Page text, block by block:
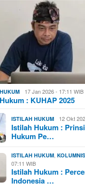
17 Jan 2026 - 17:11 WIB
: KUHAP 2025
ISTILAH HUKUM 12 Okt
Istilah Hukum :
Hukum Pe…
ISTILAH HUKUM ,KOLUMNIS
07:11 WIB
Istilah Hukum :
Indonesia …